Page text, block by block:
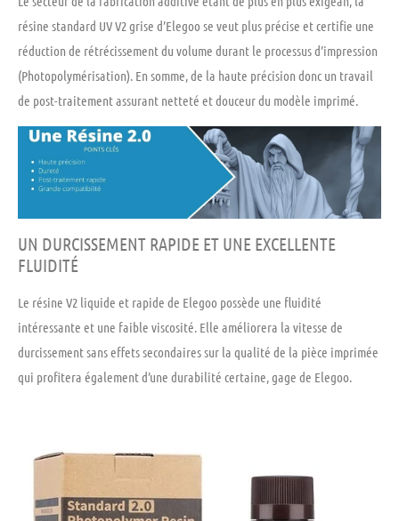
résine standard UV V2 grise d’Elegoo se veut plus précise et certifie une
réduction de rétrécissement du volume durant le processus d’impression
(Photopolymérisation). En somme, de la haute précision donc un travail
de post-traitement assurant netteté et douceur du modèle imprimé.
UN DURCISSEMENT RAPIDE ET UNE EXCELLENTE
FLUIDITÉ
Le résine V2 liquide et rapide de Elegoo possède une fluidité
intéressante et une faible viscosité. Elle améliorera la vitesse de
durcissement sans effets secondaires sur la qualité de la pièce imprimée
qui profitera également d’une durabilité certaine, gage de Elegoo.